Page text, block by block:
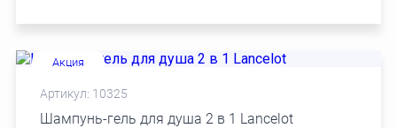
Акция
Артикул: 10325
Шампунь-гель для душа 2 в 1 Lancelot